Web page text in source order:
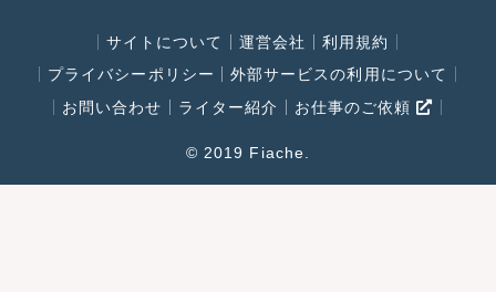
サイトについて 運営会社
利用規約
プライバシーポリシー
外部サービスの利用について
お問い合わせ
ライター紹介 お仕事のご依頼
© 2019 Fiache.